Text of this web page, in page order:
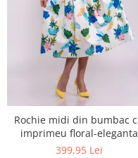
Rochie midi din bumbac cu
imprimeu floral-eleganta
fresh de vara
399,95 Lei